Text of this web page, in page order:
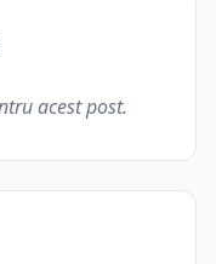
acest post.